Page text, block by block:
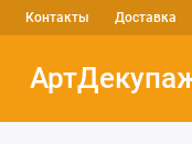
Контакты Доставка